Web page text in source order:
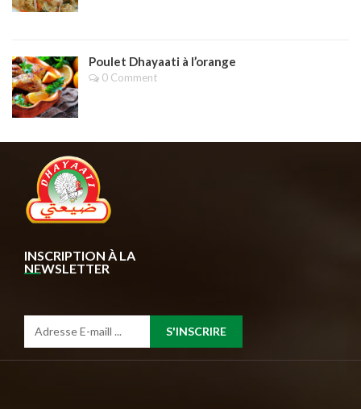
Poulet Dhayaati à l’orange
0 Comment
INSCRIPTION À LA
NEWSLETTER
S'INSCRIRE